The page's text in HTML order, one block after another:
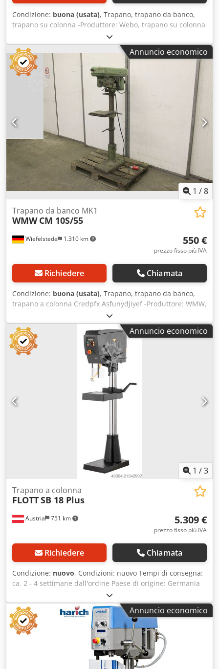
Condizione: buona (usata), Trapano, trapano da banco,
trapano su colonna -Produttore: Webo, trapano su colonna
-Motore: 0,37 kW -Trasmissione: tramite cinghia piatta
Csdpfxofv Ungs Aiysrf -Dimensioni del piano di lavoro: 295
x 295 mm -Mandrino: 0 - 10 mm/B12 -Corsa del mandrino:
70 mm -Sbalzo: 150 mm -Diametro colonna: 80 mm -
Dimensioni: 500/700/H1800 mm -Peso: 244 kg
Annuncio economico
1 /8
Wiefelstede 1.310 km
Trapano da banco MK1
WMW CM 10S/55
550 €
prezzo fisso più IVA
Richiedere Chiamata
Condizione: buona (usata), Trapano, trapano da banco,
trapano a colonna Credpfx Asfunydjiyef -Produttore: WMW,
trapano a colonna, modello CM 10S/55 -Motore: 630 W -
Velocità di rotazione: 460 - 2190 giri/min -Trasmissione:
tramite cinghia a V -Dimensioni del piano di lavoro: 220 x
280 mm -Alloggiamento mandrino: MK1 -Corsa del
mandrino: 70 mm -Sbalzo: 200 mm -Diametro colonna: 85
mm -Dimensioni: 400/800/H1670 mm -Peso: 206 kg
Annuncio economico
1 /3
Austria 751 km
Trapano a colonna
FLOTTSB 18 Plus
5.309 €
prezzo fisso più IVA
Richiedere Chiamata
Condizione: nuovo, Condizioni: nuovo Tempi di consegna:
ca. 2 - 4 settimane dall'ordine Paese di origine: Germania
Prezzo: 5.309,85 € Rata leasing: 102,48 € Capacità di
foratura in acciaio strutturale: 18 mm Attacco: cono Morse
2 (MK 2) Sporgenza: 240 mm Velocità: 30 - 3000 giri/min
Motore: 0,75 kW Capacità di maschiatura: M12 (in base al
passo) Lunghezza: 705 mm Larghezza: 355 mm Altezza:
1.825 mm Peso: 195 kg Avanzamento: manuale mm/giro
Diametro colonna: 82 mm Distanza mandrino-tavolo: 180 -
870 mm Tavolo: 340 x 280 mm Corsa cannotto: 100 mm
Annuncio economico